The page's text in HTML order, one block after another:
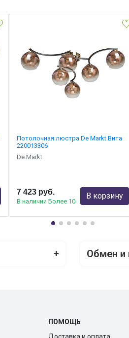
Потолочная люстра De Markt Вита
220013306
De Markt
7 423 руб.
В наличии Более 10
В корзину
+ Обмен и
ПОМОЩЬ